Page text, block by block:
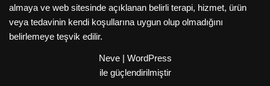
almaya ve web sitesinde açıklanan belirli terapi, hizmet, ürün
veya tedavinin kendi koşullarına uygun olup olmadığını
belirlemeye teşvik edilir.
Neve| WordPress
ile güçlendirilmiştir